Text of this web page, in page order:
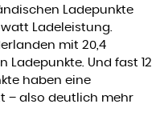
Ladepunkte
Ladeleistung.
mit 20,4
Ladepunkte. Und fast 12
haben eine
– also deutlich mehr